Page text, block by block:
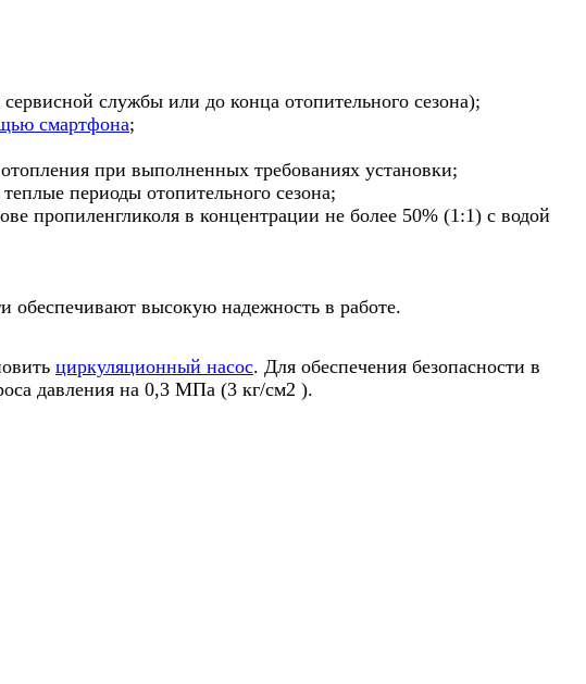
службы или до конца отопительного сезона);
смартфона;
при выполненных требованиях установки;
периоды отопительного сезона;
пропиленгликоля в концентрации не более 50% (1:1) с водой
высокую надежность в работе.
циркуляционный насос. Для обеспечения безопасности в
давления на 0,3 МПа (3 кг/см2 ).